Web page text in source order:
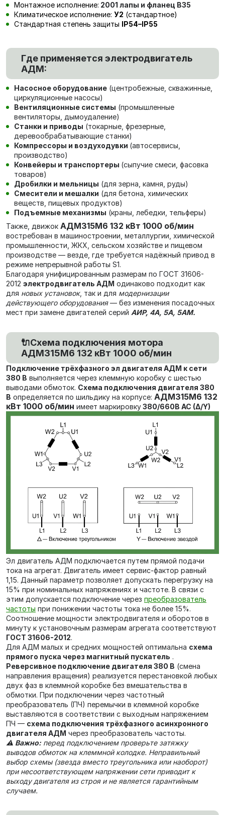
Монтажное исполнение: 2001 лапы и фланец В35
Климатическое исполнение: У2 (стандартное)
Стандартная степень защиты IP54–IP55
Где применяется электродвигатель
АДМ:
Насосное оборудование (центробежные, скважинные,
циркуляционные насосы)
Вентиляционные системы (промышленные
вентиляторы, дымоудаление)
Станки и приводы (токарные, фрезерные,
деревообрабатывающие станки)
Компрессоры и воздуходувки (автосервисы,
производство)
Конвейеры и транспортеры (сыпучие смеси, фасовка
товаров)
Дробилки и мельницы (для зерна, камня, руды)
Смесители и мешалки (для бетона, химических
веществ, пищевых продуктов)
Подъемные механизмы (краны, лебедки, тельферы)
Также, движок АДМ315М6 132 кВт 1000 об/мин
востребован в машиностроении, металлургии, химической
промышленности, ЖКХ, сельском хозяйстве и пищевом
производстве — везде, где требуется надёжный привод в
режиме непрерывной работы S1.
Благодаря унифицированным размерам по ГОСТ 31606-
2012 электродвигатель АДМ одинаково подходит как
для новых установок, так и для модернизации
действующего оборудования— без изменения посадочных
мест при замене двигателей серий АИР, 4А, 5А, 5АМ.
🔌Схема подключения мотора
АДМ315М6 132 кВт 1000 об/мин
Подключение трёхфазного эл двигателя АДМ к сети
380 В выполняется через клеммную коробку с шестью
выводами обмоток. Схема подключения двигателя 380
В определяется по шильдику на корпусе: АДМ315М6 132
кВт 1000 об/мин имеет маркировку380/660В AC (Δ/Y)
Эл двигатель АДМ подключается путем прямой подачи
тока на агрегат. Двигатель имеет сервис-фактор равный
1,15. Данный параметр позволяет допускать перегрузку на
15% при номинальных напряжениях и частоте. В связи с
этим допускается подключение через преобразователь
частоты при понижении частоты тока не более 15%.
Соотношение мощности электродвигателя и оборотов в
минуту к установочным размерам агрегата соответствуют
ГОСТ 31606-2012.
Для АДМ малых и средних мощностей оптимальна схема
прямого пуска через магнитный пускатель .
Реверсивное подключение двигателя 380 В (смена
направления вращения) реализуется перестановкой любых
двух фаз в клеммной коробке без вмешательства в
обмотки. При подключении через частотный
преобразователь (ПЧ) перемычки в клеммной коробке
выставляются в соответствии с выходным напряжением
ПЧ — схема подключения трёхфазного асинхронного
двигателя АДМ через преобразователь частоты.
⚠️ Важно: перед подключением проверьте затяжку
выводов обмоток на клеммной колодке. Неправильный
выбор схемы (звезда вместо треугольника или наоборот)
при несоответствующем напряжении сети приводит к
выходу двигателя из строя и не является гарантийным
случаем.